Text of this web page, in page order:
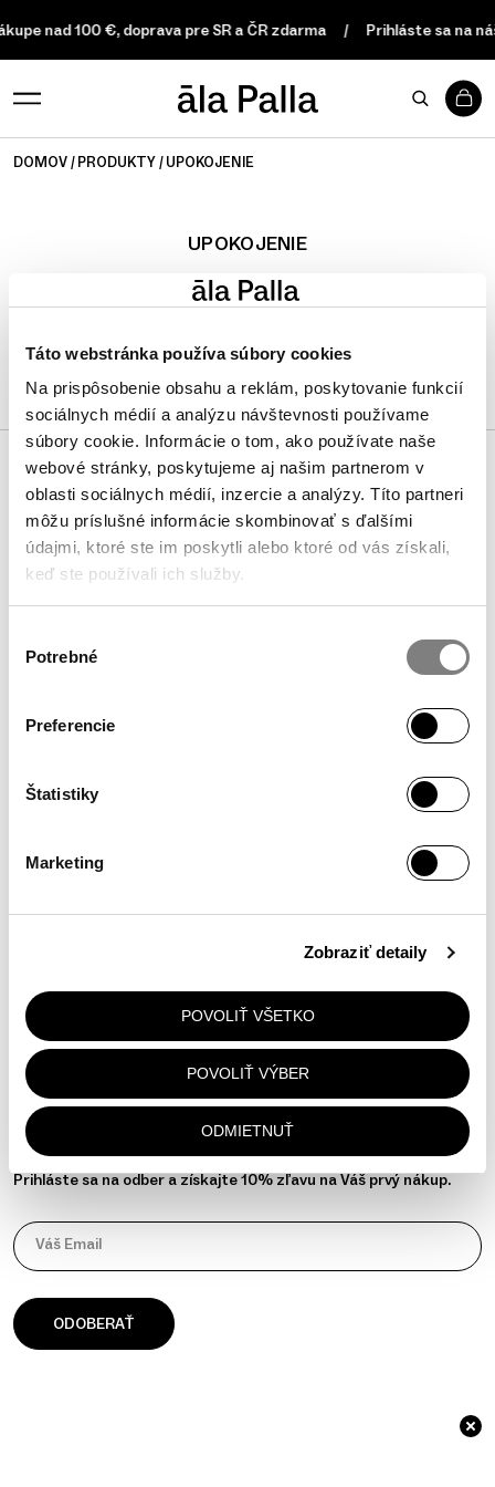
Táto webstránka používa súbory cookies
Na prispôsobenie obsahu a reklám, poskytovanie funkcií
sociálnych médií a analýzu návštevnosti používame
súbory cookie. Informácie o tom, ako používate naše
webové stránky, poskytujeme aj našim partnerom v
oblasti sociálnych médií, inzercie a analýzy. Títo partneri
môžu príslušné informácie skombinovať s ďalšími
údajmi, ktoré ste im poskytli alebo ktoré od vás získali,
keď ste používali ich služby.
súhlasu
Potrebné
Preferencie
Štatistiky
Marketing
Zobraziť detaily
POVOLIŤ VŠETKO
POVOLIŤ VÝBER
ODMIETNUŤ
nad 100 €, doprava pre SR a ČR zdarma Prihláste sa na
0
DOMOV PRODUKTY UPOKOJENIE
UPOKOJENIE
PRIDAJTE SA KU KOMUNITE
@ALAPALLA
NA INSTAGRAME
Pondelok – Piatok / 10:00 – 18:00
Bezpečný nákup
Kontakt
Instagram
YouTube
Spravovať súhlas so súbormi cookie
NEWSLETTER
Prihláste sa na odber a získajte 10% zľavu na Váš prvý nákup.
Váš Email